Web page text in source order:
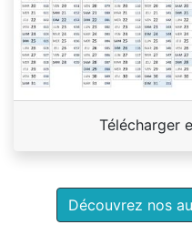
Télécharger
Découvrez nos